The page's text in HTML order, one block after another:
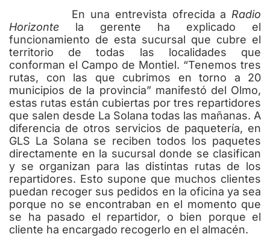
En una entrevista ofrecida a Radio
Horizonte la gerente ha explicado el
funcionamiento de esta sucursal que cubre el
territorio de todas las localidades que
conforman el Campo de Montiel. “Tenemos tres
rutas, con las que cubrimos en torno a 20
municipios de la provincia” manifestó del Olmo,
estas rutas están cubiertas por tres repartidores
que salen desde La Solana todas las mañanas. A
diferencia de otros servicios de paquetería, en
GLS La Solana se reciben todos los paquetes
directamente en la sucursal donde se clasifican
y se organizan para las distintas rutas de los
repartidores. Esto supone que muchos clientes
puedan recoger sus pedidos en la oficina ya sea
porque no se encontraban en el momento que
se ha pasado el repartidor, o bien porque el
cliente ha encargado recogerlo en el almacén.